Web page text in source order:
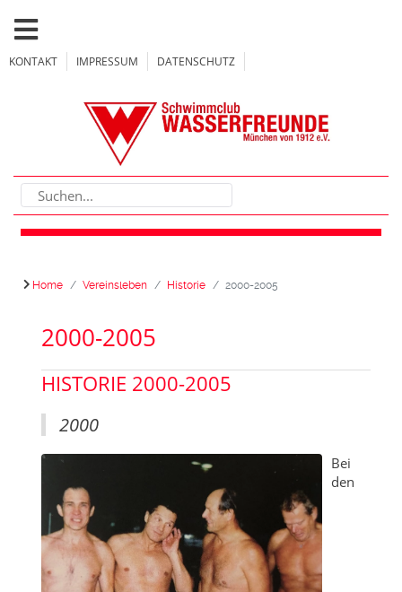
KONTAKT IMPRESSUM DATENSCHUTZ
Home Vereinsleben Historie 2000-2005
2000-2005
HISTORIE 2000-2005
2000
Bei
den